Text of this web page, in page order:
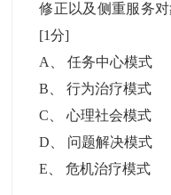
修正以及侧重服务
[1分]
A
、任务中心模式
B 、行为治疗模式
C 、心理社会模式
D
问题解决模式
E 、危机治疗模式